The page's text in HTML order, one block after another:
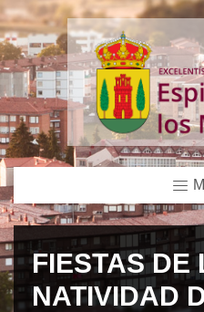
FIESTAS DE
NATIVIDAD